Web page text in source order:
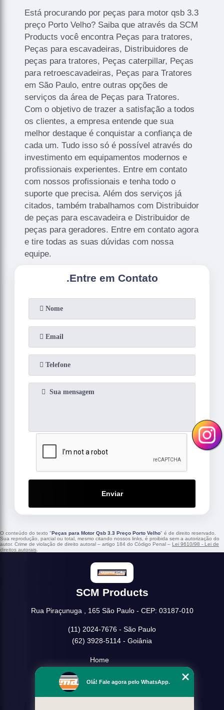
Está procurando por peças para motor qsb 3.3
preço Porto Velho? Saiba que através da SCM
Products você encontra Peças para tratores,
Peças para escavadeiras, Distribuidores de
peças para tratores, Peças caterpillar, Peças
para retroescavadeiras, Peças para Tratores
em São Paulo, entre outras opções de
serviços da área de Peças para Tratores.
Com o objetivo de trazer a satisfação a todos
os clientes, a empresa entende que sua
melhor destaque é conquistar a confiança de
cada um. Tudo isso só é possível através do
investimento em equipamentos modernos e
profissionais experientes. Entre em contato
com nossos profissionais e tenha todo o
suporte que precisa. Além dos serviços já
citados, também trabalhamos com Distribuidor
de peças para escavadeira e Distribuidor de
peças para geradores. Entre em contato agora
e tire todas as suas dúvidas com nossa
equipe.
.Entre em Contato
Enviar
O conteúdo do texto "Peças para Motor Qsb 3.3 Preço Porto Velho" é de direito reservado.
Sua reprodução, parcial ou total, mesmo citando nossos links, é proibida sem a autorização do
autor. Crime de violação de direito autoral – artigo 184 do Código Penal – Lei 9610/98 - Lei de
direitos autorais.
SCM Products
Rua Piraçunuga , 165 São Paulo - CEP: 03187-010
(11) 2024-7676 - São Paulo
(62) 3928-5114 - Goiânia
Home
Missão
Olá! Fale agora pelo WhatsApp.